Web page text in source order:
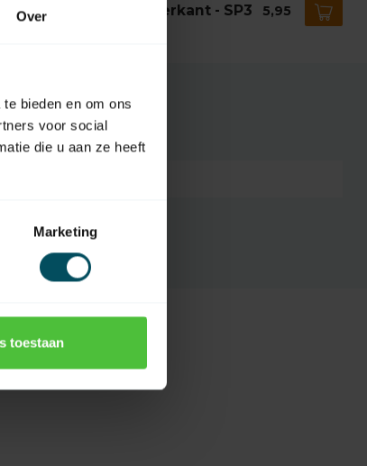
Over
bieden en om ons
voor social
die u aan ze heeft
Marketing
toestaan
16 mm Vierkant - SP3 5,95